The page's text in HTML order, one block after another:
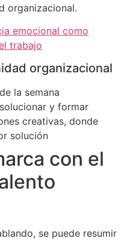
organizacional.
emocional como
trabajo
organizacional
la semana
y formar
creativas, donde
solución
con el
se puede resumir